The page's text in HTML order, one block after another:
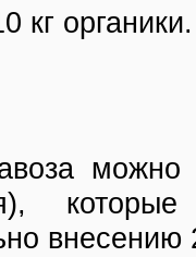
кг органики.
внесению